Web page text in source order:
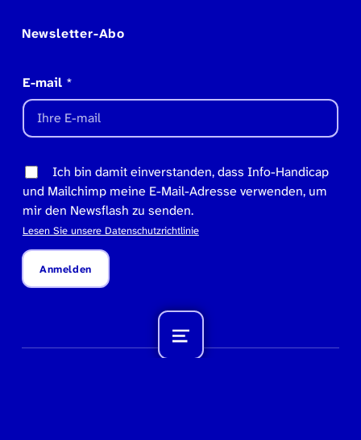
Menü
Newsletter-Abo
E-mail *
Ich bin damit einverstanden, dass Info-Handicap
und Mailchimp meine E-Mail-Adresse verwenden, um
mir den Newsflash zu senden.
Lesen Sie unsere Datenschutzrichtlinie
Anmelden